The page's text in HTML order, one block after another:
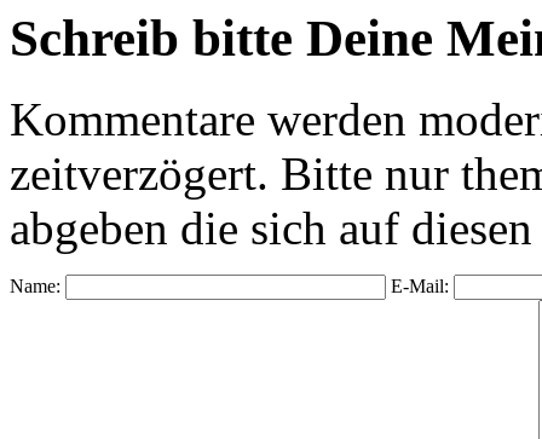
Schreib bitte Deine
Kommentare werden
zeitverzögert. Bitte nur
abgeben die sich auf
Name: E-Mail: